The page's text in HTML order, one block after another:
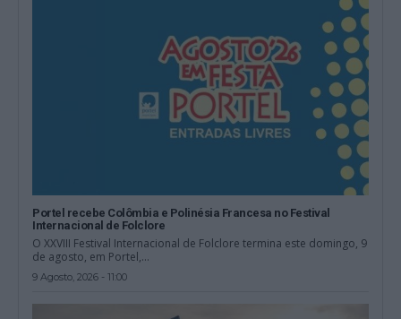
Portel recebe Colômbia e Polinésia Francesa no Festival
Internacional de Folclore
O XXVIII Festival Internacional de Folclore termina este domingo, 9
de agosto, em Portel,...
9 Agosto, 2026 - 11:00